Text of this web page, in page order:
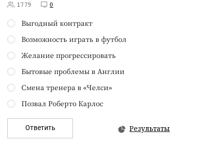
1779 0
Выгодный контракт
Возможность играть в футбол
Желание прогрессировать
Бытовые проблемы в Англии
Смена тренера в «Челси»
Позвал Роберто Карлос
Ответить Результаты